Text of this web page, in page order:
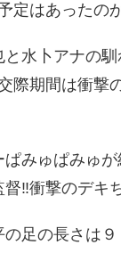
定はあったの
と水卜アナの
際期間は衝撃
ぱみゅぱみゅ
督‼︎衝撃のデキ
の足の長さは